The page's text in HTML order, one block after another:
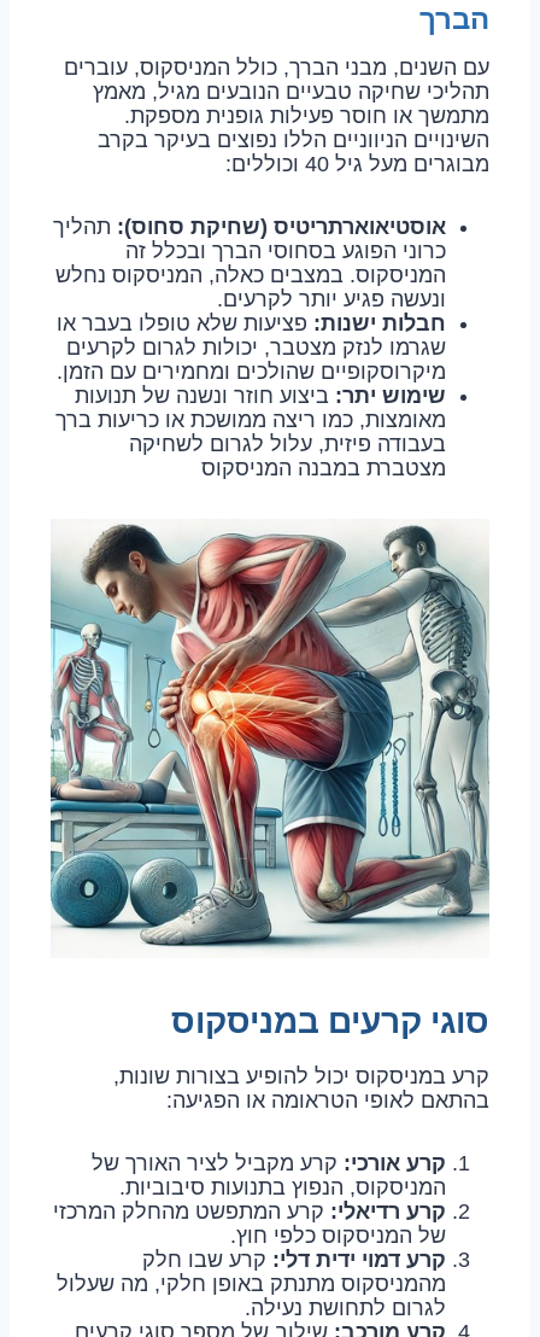
הברך
עם השנים, מבני הברך, כולל המניסקוס, עוברים
תהליכי שחיקה טבעיים הנובעים מגיל, מאמץ
מתמשך או חוסר פעילות גופנית מספקת.
השינויים הניווניים הללו נפוצים בעיקר בקרב
מבוגרים מעל גיל 40 וכוללים:
אוסטיאוארתריטיס (שחיקת סחוס): תהליך
כרוני הפוגע בסחוסי הברך ובכלל זה
המניסקוס. במצבים כאלה, המניסקוס נחלש
ונעשה פגיע יותר לקרעים.
חבלות ישנות: פציעות שלא טופלו בעבר או
שגרמו לנזק מצטבר, יכולות לגרום לקרעים
מיקרוסקופיים שהולכים ומחמירים עם הזמן.
שימוש יתר: ביצוע חוזר ונשנה של תנועות
מאומצות, כמו ריצה ממושכת או כריעות ברך
בעבודה פיזית, עלול לגרום לשחיקה
מצטברת במבנה המניסקוס
סוגי קרעים במניסקוס
קרע במניסקוס יכול להופיע בצורות שונות,
בהתאם לאופי הטראומה או הפגיעה:
קרע אורכי: קרע מקביל לציר האורך של
המניסקוס, הנפוץ בתנועות סיבוביות.
קרע רדיאלי: קרע המתפשט מהחלק המרכזי
של המניסקוס כלפי חוץ.
קרע דמוי ידית דלי: קרע שבו חלק
מהמניסקוס מתנתק באופן חלקי, מה שעלול
לגרום לתחושת נעילה.
קרע מורכב: שילוב של מספר סוגי קרעים.